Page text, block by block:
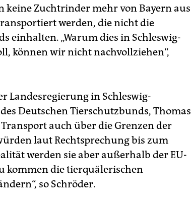
Zuchtrinder mehr von Bayern aus
werden, die nicht die
einhalten. „Warum dies in Schleswig-
können wir nicht nachvollziehen“,
Landesregierung in Schleswig-
Deutschen Tierschutzbunds, Thomas
auch über die Grenzen der
laut Rechtsprechung bis zum
werden sie aber außerhalb der EU-
kommen die tierquälerischen
so Schröder.